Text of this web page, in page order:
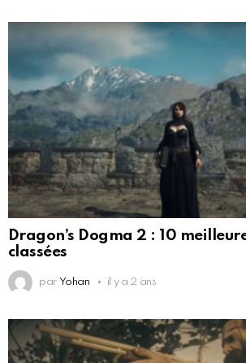
Dragon’s Dogma 2 : 10
classées
par Yohan il y a 2 ans